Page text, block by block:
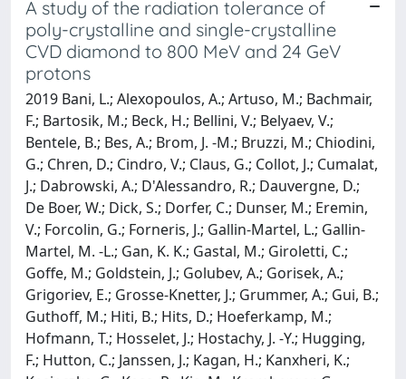
A study of the radiation tolerance of
poly-crystalline and single-crystalline
CVD diamond to 800 MeV and 24 GeV
protons
2019 Bani, L.; Alexopoulos, A.; Artuso, M.; Bachmair,
F.; Bartosik, M.; Beck, H.; Bellini, V.; Belyaev, V.;
Bentele, B.; Bes, A.; Brom, J. -M.; Bruzzi, M.; Chiodini,
G.; Chren, D.; Cindro, V.; Claus, G.; Collot, J.; Cumalat,
J.; Dabrowski, A.; D'Alessandro, R.; Dauvergne, D.;
De Boer, W.; Dick, S.; Dorfer, C.; Dunser, M.; Eremin,
V.; Forcolin, G.; Forneris, J.; Gallin-Martel, L.; Gallin-
Martel, M. -L.; Gan, K. K.; Gastal, M.; Giroletti, C.;
Goffe, M.; Goldstein, J.; Golubev, A.; Gorisek, A.;
Grigoriev, E.; Grosse-Knetter, J.; Grummer, A.; Gui, B.;
Guthoff, M.; Hiti, B.; Hits, D.; Hoeferkamp, M.;
Hofmann, T.; Hosselet, J.; Hostachy, J. -Y.; Hugging,
F.; Hutton, C.; Janssen, J.; Kagan, H.; Kanxheri, K.;